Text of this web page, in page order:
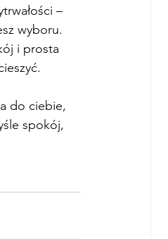
–
wyboru.
i prosta
do ciebie,
spokój,